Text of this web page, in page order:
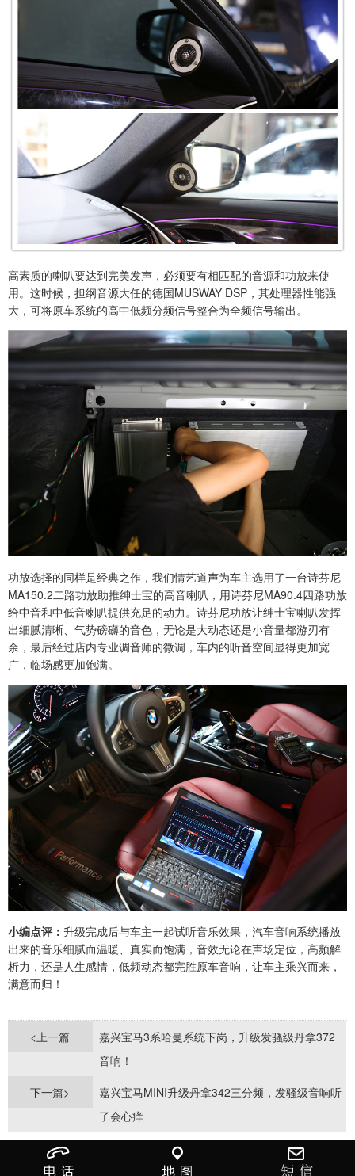
高素质的喇叭要达到完美发声，必须要有相匹配的音源和功放来使
用。这时候，担纲音源大任的德国MUSWAY DSP，其处理器性能强
大，可将原车系统的高中低频分频信号整合为全频信号输出。
功放选择的同样是经典之作，我们情艺道声为车主选用了一台诗芬尼
MA150.2二路功放助推绅士宝的高音喇叭，用诗芬尼MA90.4四路功放
给中音和中低音喇叭提供充足的动力。诗芬尼功放让绅士宝喇叭发挥
出细腻清晰、气势磅礴的音色，无论是大动态还是小音量都游刃有
余，最后经过店内专业调音师的微调，车内的听音空间显得更加宽
广，临场感更加饱满。
小编点评： 升级完成后与车主一起试听音乐效果，汽车音响系统播放
出来的音乐细腻而温暖、真实而饱满，音效无论在声场定位，高频解
析力，还是人生感情，低频动态都完胜原车音响，让车主乘兴而来，
满意而归！
<上一篇
嘉兴宝马3系哈曼系统下岗，升级发骚级丹拿372
音响！
下一篇>
嘉兴宝马MINI升级丹拿342三分频，发骚级音响听
了会心痒